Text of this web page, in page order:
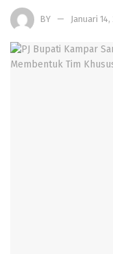
BY Januari